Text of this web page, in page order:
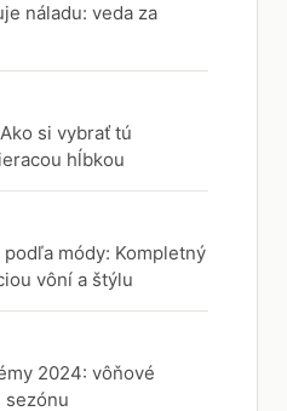
náladu: veda za
si vybrať tú
hĺbkou
módy: Kompletný
vôní a štýlu
2024: vôňové
sezónu